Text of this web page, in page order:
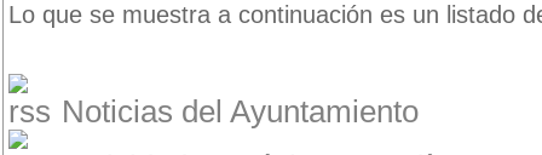
Lo que se muestra a continuación es un listado
Noticias del Ayuntamiento